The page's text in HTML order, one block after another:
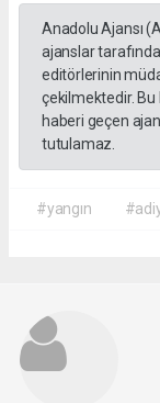
Anadolu Ajansı
ajanslar
editörlerinin
çekilmektedir.
haberi geçen
tutulamaz.
#yangın